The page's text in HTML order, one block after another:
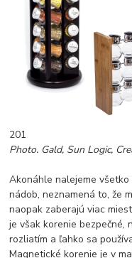
201
Photo. Gald, Sun Logic,
Akonáhle nalejeme
nádob, neznamená to, že
naopak zaberajú viac
je však korenie bezpečné,
rozliatím a ľahko sa
Magnetické korenie je v